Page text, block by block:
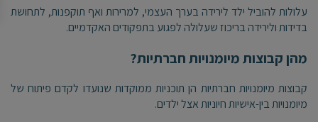
עלולות להוביל ילד לירידה בערך העצמי, למרירות ואף תוקפנות, לתחושת
בדידות ולירידה בריכוז שעלולה לפגוע בתפקודים האקדמיים.
מהן קבוצות מיומנויות חברתיות?
קבוצות מיומנויות חברתיות הן תוכניות ממוקדות שנועדו לקדם פיתוח של
מיומנויות בין-אישיות חיוניות אצל ילדים.